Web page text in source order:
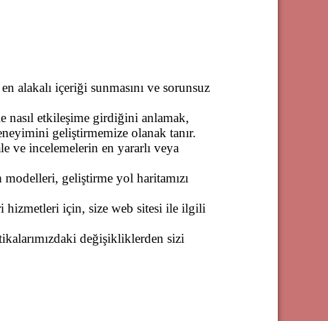
alakalı içeriği sunmasını ve sorunsuz
nasıl etkileşime girdiğini anlamak,
geliştirmemize olanak tanır.
ve incelemelerin en yararlı veya
geliştirme yol haritamızı
hizmetleri için, size web sitesi ile ilgili
değişikliklerden sizi